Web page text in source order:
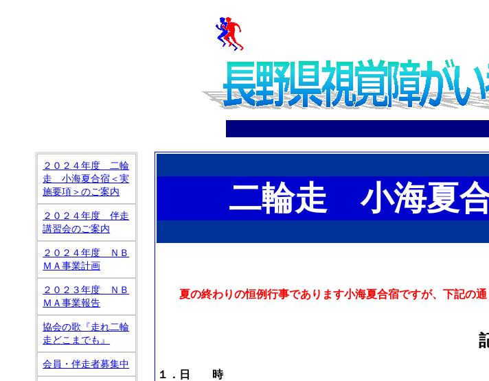
２０２４年度 二輪
走 小海夏合宿＜実
施要項＞のご案内
２０２４年度 伴走
講習会のご案内
２０２４年度 ＮＢ
ＭＡ事業計画
２０２３年度 ＮＢ
ＭＡ事業報告
協会の歌『走れ二輪
走どこまでも』
会員・伴走者募集中
二輪走 小海夏
夏の終わりの恒例行事であります小海夏合宿ですが、下記の
１．日 時